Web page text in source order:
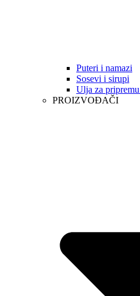
Puteri i namazi
Sosevi i sirupi
Ulja za
PROIZVOĐAČI